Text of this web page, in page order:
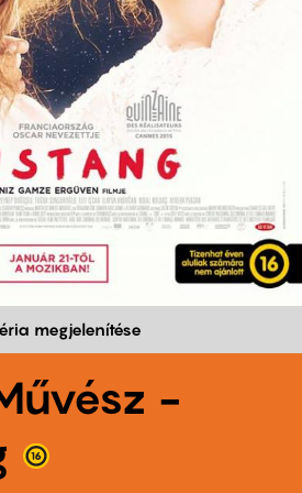
megjelenítése
-